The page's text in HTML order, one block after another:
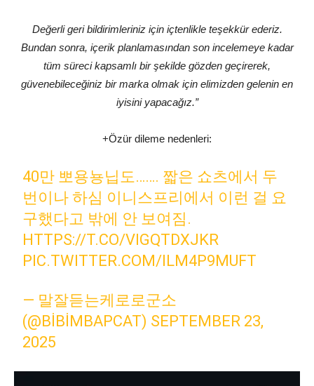
Değerli geri bildirimleriniz için içtenlikle teşekkür ederiz.
Bundan sonra, içerik planlamasından son incelemeye kadar
tüm süreci kapsamlı bir şekilde gözden geçirerek,
güvenebileceğiniz bir marka olmak için elimizden gelenin en
iyisini yapacağız.”
+Özür dileme nedenleri:
40만 뽀용뇽닙도……. 짧은 쇼츠에서 두
번이나 하심 이니스프리에서 이런 걸 요
구했다고 밖에 안 보여짐.
HTTPS://T.CO/VIGQTDXJKR
PIC.TWITTER.COM/ILM4P9MUFT
— 말잘듣는케로로군소
(@BIBIMBAPCAT) SEPTEMBER 23,
2025